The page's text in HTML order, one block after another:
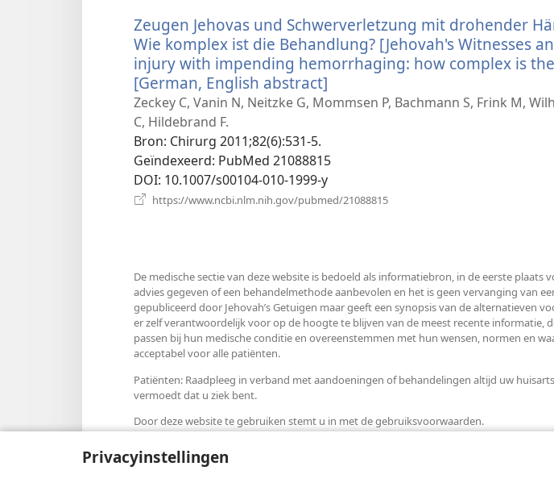
Privacyinstellingen
Zeugen Jehovas und Schwerverletzung mit drohender
Wie komplex ist die Behandlung? [Jehovah's Witnesses
injury with impending hemorrhaging: how complex is
[German, English abstract]
nieuw
Zeckey C, Vanin N, Neitzke G, Mommsen P, Bachmann S, Frink M,
C, Hildebrand F.
Bron‎: Chirurg 2011;82(6):531-5.
Geïndexeerd‎: PubMed 21088815
DOI‎: 10.1007/s00104-010-1999-y
https://www.ncbi.nlm.nih.gov/pubmed/21088815
De medische sectie van deze website is bedoeld als informatiebron, in de eerste
advies gegeven of een behandelmethode aanbevolen en het is geen vervanging van
gepubliceerd door Jehovah’s Getuigen maar geeft een synopsis van de alternatieven
er zelf verantwoordelijk voor op de hoogte te blijven van de meest recente informatie,
passen bij hun medische conditie en overeenstemmen met hun wensen, normen en
acceptabel voor alle patiënten.
Patiënten: Raadpleeg in verband met aandoeningen of behandelingen altijd uw
vermoedt dat u ziek bent.
Door deze website te gebruiken stemt u in met de gebruiksvoorwaarden.